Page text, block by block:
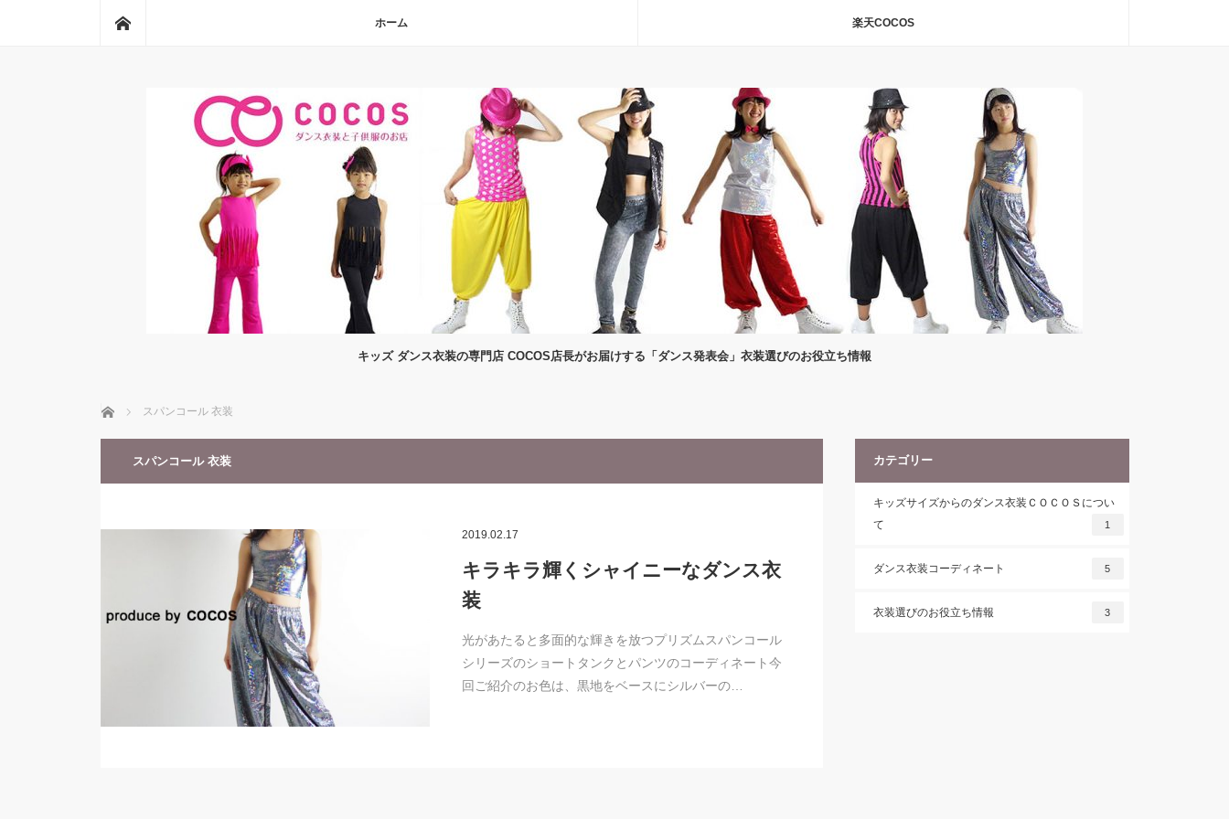
ホーム 楽天COCOS
キッズ ダンス衣装の専門店 COCOS店長がお届けする「ダンス発表会」衣装選びのお役立ち情報
ホーム スパンコール 衣装
スパンコール 衣装
2019.02.17
キラキラ輝くシャイニーなダンス衣
装
光があたると多面的な輝きを放つプリズムスパンコール
シリーズのショートタンクとパンツのコーディネート今
回ご紹介のお色は、黒地をベースにシルバーの…
カテゴリー
キッズサイズからのダンス衣装ＣＯＣＯＳについ
て
1
ダンス衣装コーディネート 5
衣装選びのお役立ち情報 3